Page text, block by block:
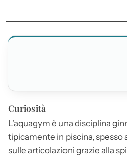
Curiosità
L'aquagym è una disciplina
tipicamente in piscina,
sulle articolazioni grazie alla